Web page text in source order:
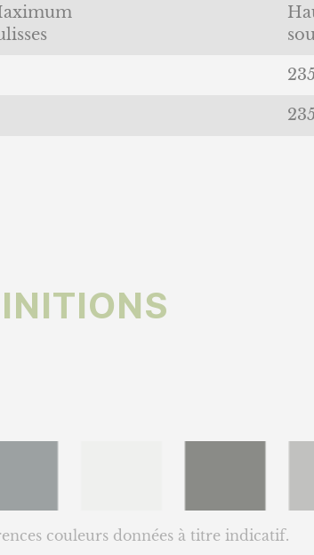
couleurs données à titre indicatif.